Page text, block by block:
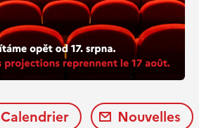
Calendrier Nouvelles